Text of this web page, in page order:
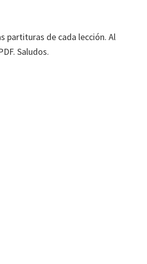
partituras de cada lección. Al
Saludos.